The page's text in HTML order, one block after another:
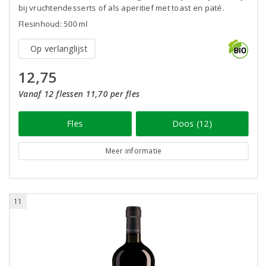
bij vruchtendesserts of als aperitief met toast en paté.
Flesinhoud: 500 ml
Op verlanglijst
12,75
Vanaf 12 flessen 11,70 per fles
Fles Doos (12)
Meer informatie
11